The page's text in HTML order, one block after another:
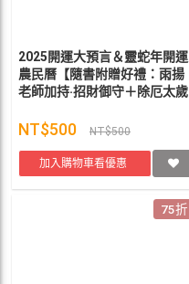
2025開運大預言＆靈蛇年開運
農民曆【隨書附贈好禮：雨揚
老師加持‧招財御守＋除厄太歲
NT$500 NT$500
加入購物車看優惠
75折